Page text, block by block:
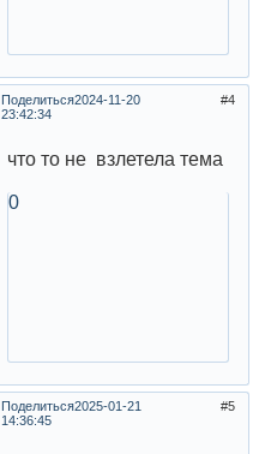
Поделиться 4
2024-11-20
23:42:34
что то не взлетела тема
0
Поделиться 5
2025-01-21
14:36:45